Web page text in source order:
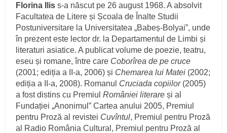
Florina Ilis s-a născut pe 26 august 1968. A absolvit
Facultatea de Litere și Școala de Înalte Studii
Postuniversitare la Universitatea „Babeș-Bolyai”, unde
în prezent este lector dr. la Departamentul de Limbi și
literaturi asiatice. A publicat volume de poezie, teatru,
eseu și romane, între care Coborîrea de pe cruce
(2001; ediția a II-a, 2006) și Chemarea lui Matei (2002;
ediția a II-a, 2008). Romanul Cruciada copiilor(2005)
a fost distins cu PremiulRomâniei literare și al
Fundației „Anonimul” Cartea anului 2005, Premiul
pentru Proză al revistei Cuvîntul, Premiul pentru Proză
al Radio România Cultural, Premiul pentru Proză al